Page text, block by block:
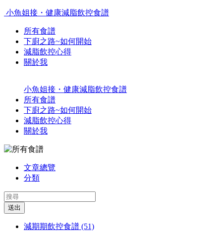
小魚姐接・健康減脂飲控食譜
所有食譜
下廚之路~如何開始
減脂飲控心得
關於我
小魚姐接・健康減脂飲控食譜
所有食譜
下廚之路~如何開始
減脂飲控心得
關於我
文章總覽
分類
送出
減期期飲控食譜 (51)